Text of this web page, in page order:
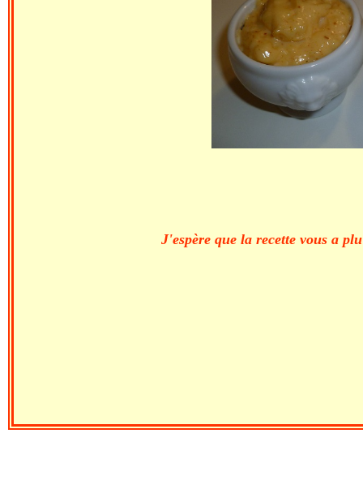
J'espère que la recette vous a